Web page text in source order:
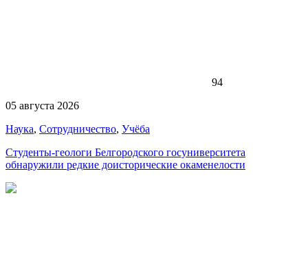
94
05 августа 2026
Наука, Сотрудничество, Учёба
Студенты-геологи Белгородского госуниверситета
обнаружили редкие доисторические окаменелости